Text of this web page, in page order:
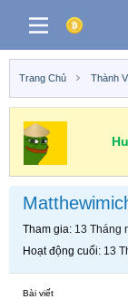
Trang Chủ Thành
Tham gia 13 Tháng
Hoạt động cuối 13
Bài viết